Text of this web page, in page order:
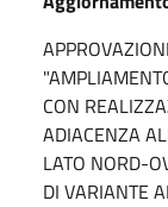
CON
ADIACENZA
LATO NORD-
DI VARIANTE